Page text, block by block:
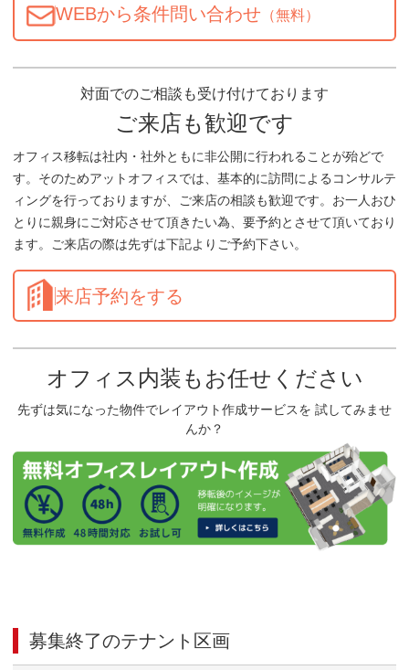
WEBから条件問い合わせ （無料）
対面でのご相談も受け付けております
ご来店も歓迎です
オフィス移転は社内・社外ともに非公開に行われることが殆どで
す。そのためアットオフィスでは、基本的に訪問によるコンサルテ
ィングを行っておりますが、ご来店の相談も歓迎です。お一人おひ
とりに親身にご対応させて頂きたい為、要予約とさせて頂いており
ます。ご来店の際は先ずは下記よりご予約下さい。
来店予約をする
オフィス内装もお任せください
先ずは気になった物件でレイアウト作成サービスを 試してみませ
んか？
募集終了のテナント区画